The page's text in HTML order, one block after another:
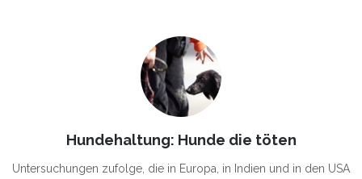
Hundehaltung: Hunde die töten
Untersuchungen zufolge, die in Europa, in Indien und in den USA